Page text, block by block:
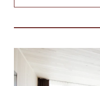
Zeit nehmen,
so richtig